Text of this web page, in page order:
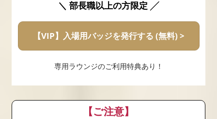
＼ 部長職以上の方限定 ╱
【VIP】入場用バッジを発行する (無料) >
専用ラウンジのご利用特典あり！
【ご注意】